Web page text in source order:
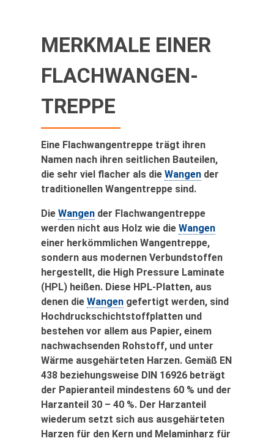
MERKMALE EINER
FLACHWANGEN­
TREPPE
Eine Flachwangentreppe trägt ihren
Namen nach ihren seitlichen Bauteilen,
die sehr viel flacher als die Wangen der
traditionellen Wangentreppe sind.
Die Wangen der Flachwangentreppe
werden nicht aus Holz wie die Wangen
einer herkömmlichen Wangentreppe,
sondern aus modernen Verbundstoffen
hergestellt, die High Pressure Laminate
(HPL) heißen. Diese HPL-Platten, aus
denen die Wangen gefertigt werden, sind
Hochdruckschichtstoffplatten und
bestehen vor allem aus Papier, einem
nachwachsenden Rohstoff, und unter
Wärme ausgehärteten Harzen. Gemäß EN
438 beziehungsweise DIN 16926 beträgt
der Papieranteil mindestens 60 % und der
Harzanteil 30 – 40 %. Der Harzanteil
wiederum setzt sich aus ausgehärteten
Harzen für den Kern und Melaminharz für